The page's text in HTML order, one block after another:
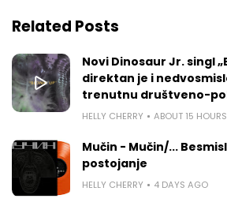
Related Posts
Novi Dinosaur Jr. singl
direktan je i
trenutnu društveno-
HELLY CHERRY ABOUT 15
Mučin - Mučin/...
postojanje
HELLY CHERRY 4 DAYS AGO